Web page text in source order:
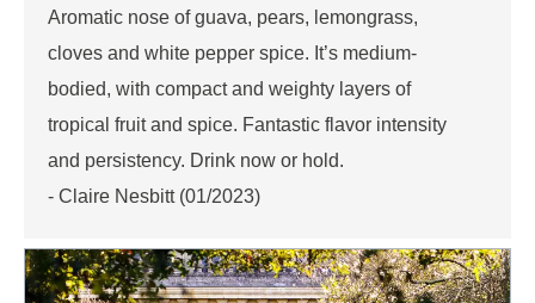
Aromatic nose of guava, pears, lemongrass,
cloves and white pepper spice. It’s medium-
bodied, with compact and weighty layers of
tropical fruit and spice. Fantastic flavor intensity
and persistency. Drink now or hold.
- Claire Nesbitt (01/2023)